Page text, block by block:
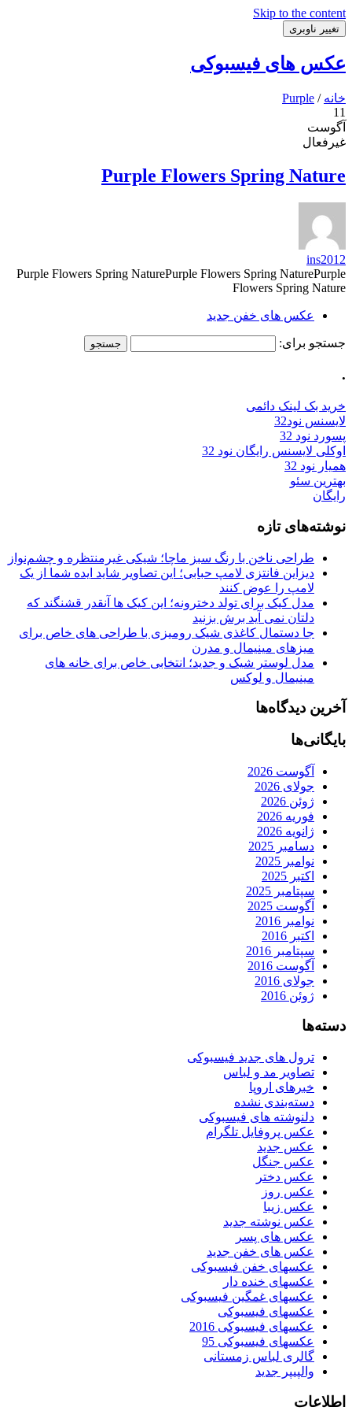
Skip to the content
تغییر ناوبری
عکس های فیسبوکی
خانه /
Purple
11
آگوست
غیرفعال
Purple Flowers Spring Nature
ins2012
Purple Flowers Spring NaturePurple Flowers Spring NaturePurple
Flowers Spring Nature
عکس های خفن جدید
جستجو برای:
.
خرید بک لینک دائمی
لایسنس نود32
پسورد نود 32
اوکلی لایسنس رایگان نود 32
همیار نود 32
بهترین سئو
رایگان
نوشته‌های تازه
طراحی ناخن با رنگ سبز ماچا؛ شیکی غیرمنتظره و چشم‌نواز
دیزاین فانتزی لامپ حبابی؛ این تصاویر شاید ایده شما از یک
لامپ را عوض کنند
مدل کیک برای تولد دخترونه؛ این کیک ها آنقدر قشنگند که
دلتان نمی آید برش بزنید
جا دستمال کاغذی شیک رومیزی با طراحی های خاص برای
میزهای مینیمال و مدرن
مدل لوستر شیک و جدید؛ انتخابی خاص برای خانه های
مینیمال و لوکس
آخرین دیدگاه‌ها
بایگانی‌ها
آگوست 2026
جولای 2026
ژوئن 2026
فوریه 2026
ژانویه 2026
دسامبر 2025
نوامبر 2025
اکتبر 2025
سپتامبر 2025
آگوست 2025
نوامبر 2016
اکتبر 2016
سپتامبر 2016
آگوست 2016
جولای 2016
ژوئن 2016
دسته‌ها
ترول های جدید فیسبوکی
تصاویر مد و لباس
خبرهای اروپا
دسته‌بندی نشده
دلنوشته های فیسبوکی
عکس پروفایل تلگرام
عکس جدید
عکس جنگل
عکس دختر
عکس روز
عکس زیبا
عکس نوشته جدید
عکس های پسر
عکس های خفن جدید
عکسهای خفن فیسبوکی
عکسهای خنده دار
عکسهای غمگین فیسبوکی
عکسهای فیسبوکی
عکسهای فیسبوکی 2016
عکسهای فیسبوکی 95
گالری لباس زمستانی
والپیپر جدید
اطلاعات